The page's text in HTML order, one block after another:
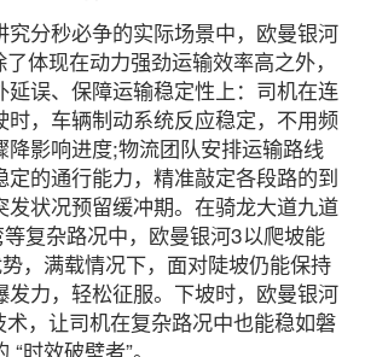
究分秒必争的实际场景中，欧曼银河
体现在动力强劲运输效率高之外，
延误、保障运输稳定性上：司机在连
时，车辆制动系统反应稳定，不用频
降影响进度;物流团队安排运输路线
定的通行能力，精准敲定各段路的到
发状况预留缓冲期。在骑龙大道九道
复杂路况中，欧曼银河3以爬坡能
，满载情况下，面对陡坡仍能保持
发力，轻松征服。下坡时，欧曼银河
，让司机在复杂路况中也能稳如磐
时效破壁者”。